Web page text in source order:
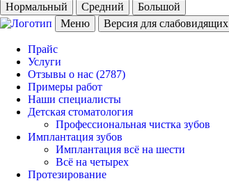
Нормальный
Средний
Большой
Меню
Версия для слабовидящих
Прайс
Услуги
Отзывы о нас (2787)
Примеры работ
Наши специалисты
Детская стоматология
Профессиональная чистка зубов
Имплантация зубов
Имплантация всё на шести
Всё на четырех
Протезирование